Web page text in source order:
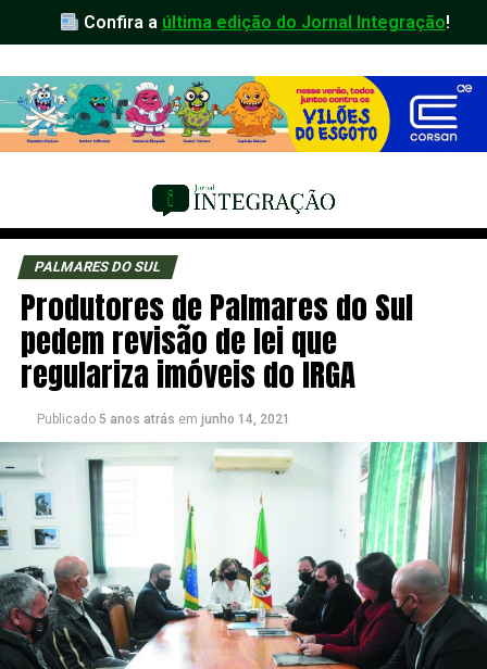
Confira a última edição do Jornal Integração!
PALMARES DO SUL
Produtores de Palmares do Sul
pedem revisão de lei que
regulariza imóveis do IRGA
Publicado 5 anos atrás em junho 14, 2021